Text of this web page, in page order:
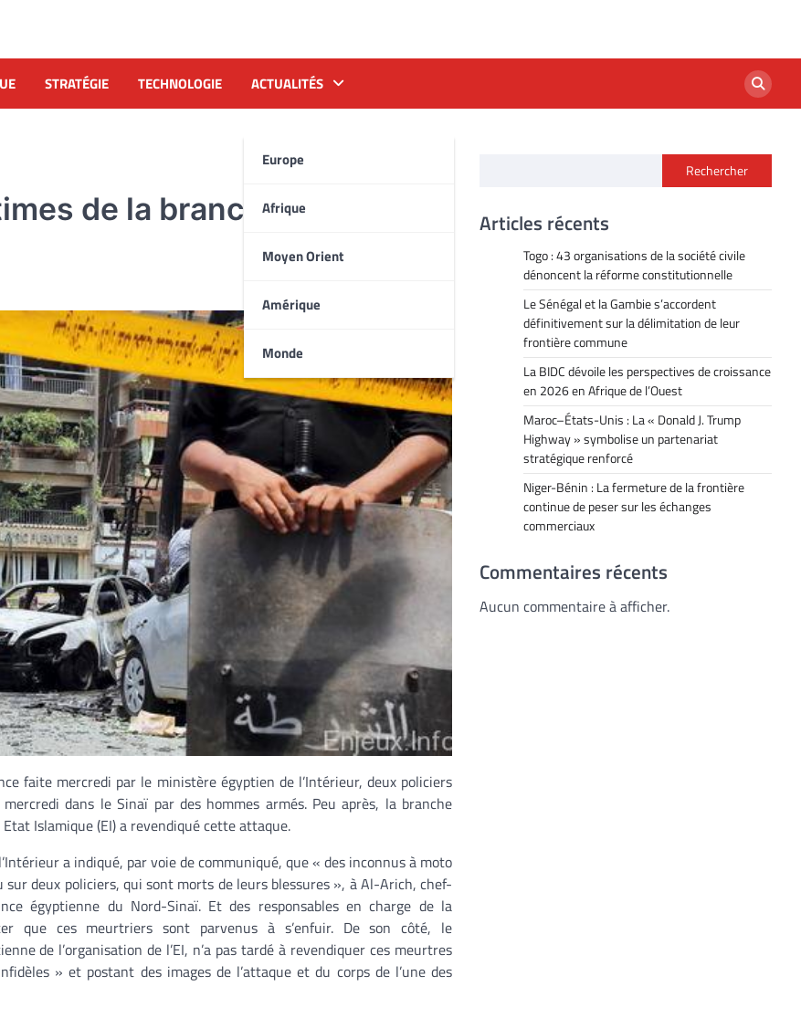
STRATÉGIE TECHNOLOGIE ACTUALITÉS
Europe
Afrique
Moyen Orient
Amérique
Monde
de la branche locale de
faite mercredi par le ministère égyptien de l’Intérieur, deux policiers
dans le Sinaï par des hommes armés. Peu après, la branche
Islamique (EI) a revendiqué cette attaque.
a indiqué, par voie de communiqué, que « des inconnus à moto
deux policiers, qui sont morts de leurs blessures », à Al-Arich, chef-
égyptienne du Nord-Sinaï. Et des responsables en charge de la
que ces meurtriers sont parvenus à s’enfuir. De son côté, le
de l’organisation de l’EI, n’a pas tardé à revendiquer ces meurtres
» et postant des images de l’attaque et du corps de l’une des
Rechercher
Articles récents
Togo : 43 organisations de la société civile
dénoncent la réforme constitutionnelle
Le Sénégal et la Gambie s’accordent
définitivement sur la délimitation de leur
frontière commune
La BIDC dévoile les perspectives de croissance
en 2026 en Afrique de l’Ouest
Maroc–États-Unis : La « Donald J. Trump
Highway » symbolise un partenariat
stratégique renforcé
Niger-Bénin : La fermeture de la frontière
continue de peser sur les échanges
commerciaux
Commentaires récents
Aucun commentaire à afficher.